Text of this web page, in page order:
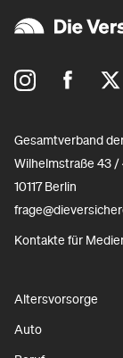
Gesamtverband
Wilhelmstraße 43 /
10117 Berlin
Kontakte für
Altersvorsorge
Auto